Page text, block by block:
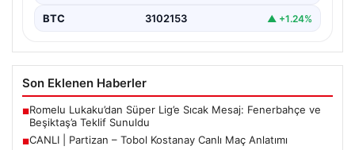
BTC 3102153 ▲ +1.24%
Son Eklenen Haberler
■Romelu Lukaku’dan Süper Lig’e Sıcak Mesaj: Fenerbahçe ve
Beşiktaş’a Teklif Sunuldu
■CANLI | Partizan – Tobol Kostanay Canlı Maç Anlatımı